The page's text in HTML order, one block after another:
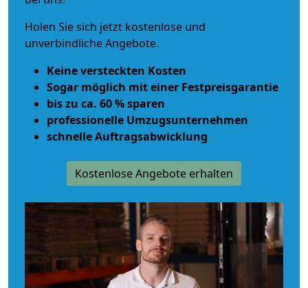
Holen Sie sich jetzt kostenlose und
unverbindliche Angebote.
Keine versteckten Kosten
Sogar möglich mit einer Festpreisgarantie
bis zu ca. 60 % sparen
professionelle Umzugsunternehmen
schnelle Auftragsabwicklung
Kostenlose Angebote erhalten